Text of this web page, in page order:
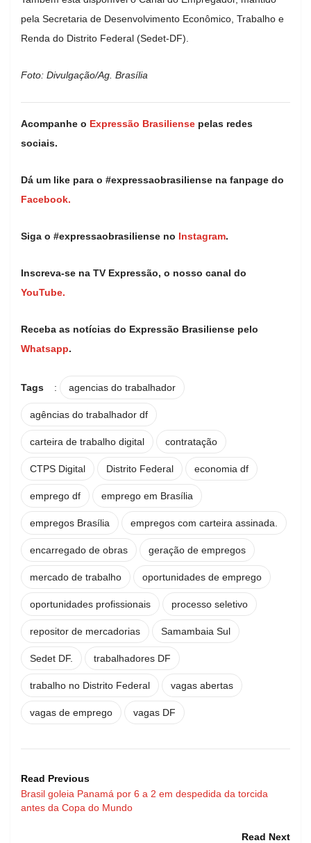
pela Secretaria de Desenvolvimento Econômico, Trabalho e
Renda do Distrito Federal (Sedet-DF).
Foto: Divulgação/Ag. Brasília
Acompanhe o Expressão Brasiliense pelas redes
sociais.
Dá um like para o #expressaobrasiliense na fanpage do
Facebook.
Siga o #expressaobrasiliense no Instagram.
Inscreva-se na TV Expressão, o nosso canal do
YouTube.
Receba as notícias do Expressão Brasiliense pelo
Whatsapp.
Tags : agencias do trabalhador
agências do trabalhador df
carteira de trabalho digital contratação
CTPS Digital Distrito Federal economia df
emprego df emprego em Brasília
empregos Brasília empregos com carteira assinada.
encarregado de obras geração de empregos
mercado de trabalho oportunidades de emprego
oportunidades profissionais processo seletivo
repositor de mercadorias Samambaia Sul
Sedet DF. trabalhadores DF
trabalho no Distrito Federal vagas abertas
vagas de emprego vagas DF
Read Previous
Brasil goleia Panamá por 6 a 2 em despedida da torcida
antes da Copa do Mundo
Read Next